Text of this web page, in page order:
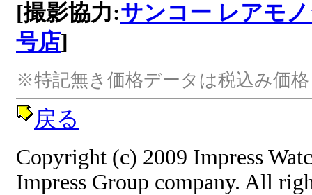
[撮影協力:サンコー レアモ
号店]
※特記無き価格データは税込み価
戻る
Copyright (c) 2009 Impress
Impress Group company. All